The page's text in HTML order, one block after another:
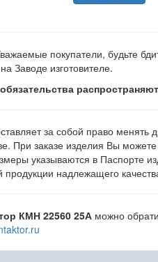
покупатели, будьте
Заводе изготовителе.
за собой право
При заказе изделия Вы
указываются в Паспорте
продукции надлежащего
КМН 22560 25А можно